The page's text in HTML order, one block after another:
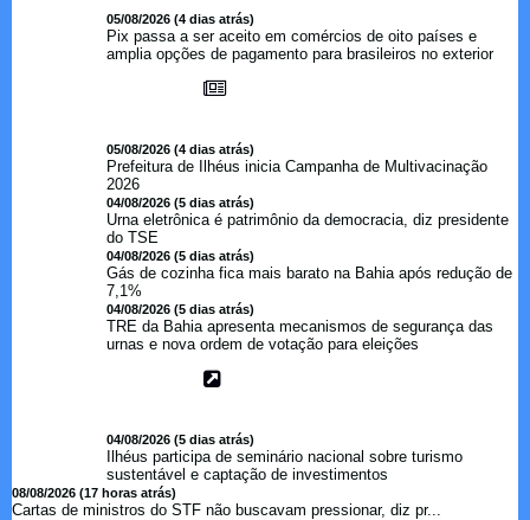
05/08/2026 (4 dias atrás)
Pix passa a ser aceito em comércios de oito países e
amplia opções de pagamento para brasileiros no exterior
05/08/2026 (4 dias atrás)
Prefeitura de Ilhéus inicia Campanha de Multivacinação
2026
04/08/2026 (5 dias atrás)
Urna eletrônica é patrimônio da democracia, diz presidente
do TSE
04/08/2026 (5 dias atrás)
Gás de cozinha fica mais barato na Bahia após redução de
7,1%
04/08/2026 (5 dias atrás)
TRE da Bahia apresenta mecanismos de segurança das
urnas e nova ordem de votação para eleições
04/08/2026 (5 dias atrás)
Ilhéus participa de seminário nacional sobre turismo
sustentável e captação de investimentos
08/08/2026 (17 horas atrás)
Cartas de ministros do STF não buscavam pressionar, diz pr...